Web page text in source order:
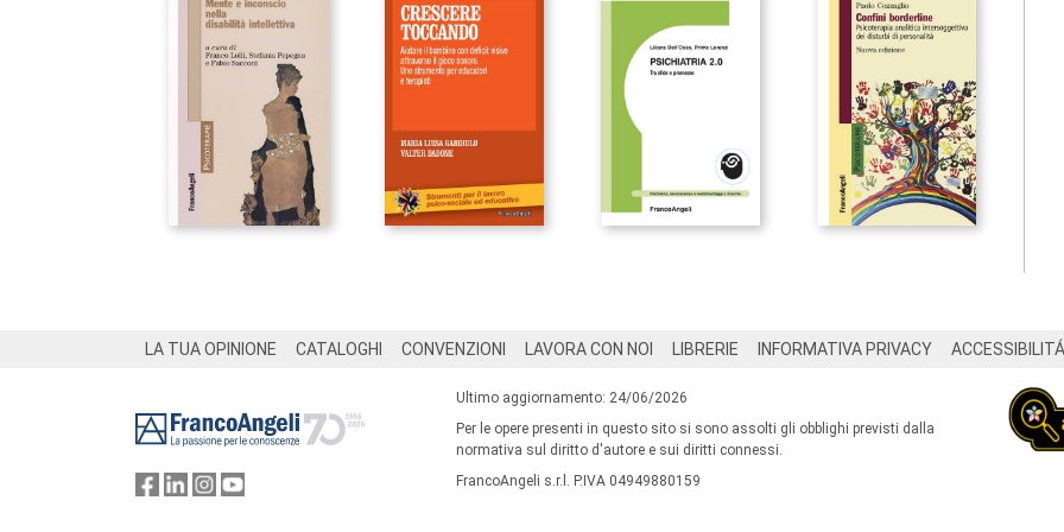
LA TUA OPINIONE CATALOGHI CONVENZIONI LAVORA CON NOI LIBRERIE INFORMATIVA PRIVACY ACCESSIBILITÁ
Ultimo aggiornamento: 24/06/2026
Per le opere presenti in questo sito si sono assolti gli obblighi previsti dalla
normativa sul diritto d'autore e sui diritti connessi.
FrancoAngeli s.r.l. P.IVA 04949880159